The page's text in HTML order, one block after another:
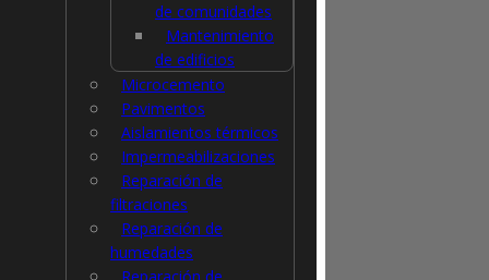
de comunidades
Mantenimiento
de edificios
Microcemento
Pavimentos
Aislamientos térmicos
Impermeabilizaciones
Reparación de
filtraciones
Reparación de
humedades